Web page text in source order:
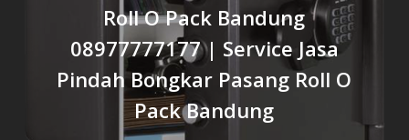
Roll O Pack Bandung
08977777177 | Service Jasa
Pindah Bongkar Pasang Roll O
Pack Bandung